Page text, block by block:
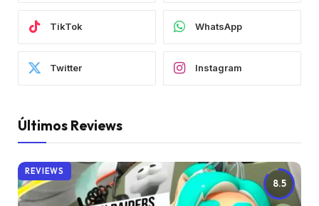
TikTok WhatsApp
Twitter Instagram
Últimos Reviews
8.5
REVIEWS